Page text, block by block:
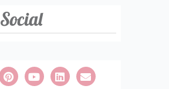
Social